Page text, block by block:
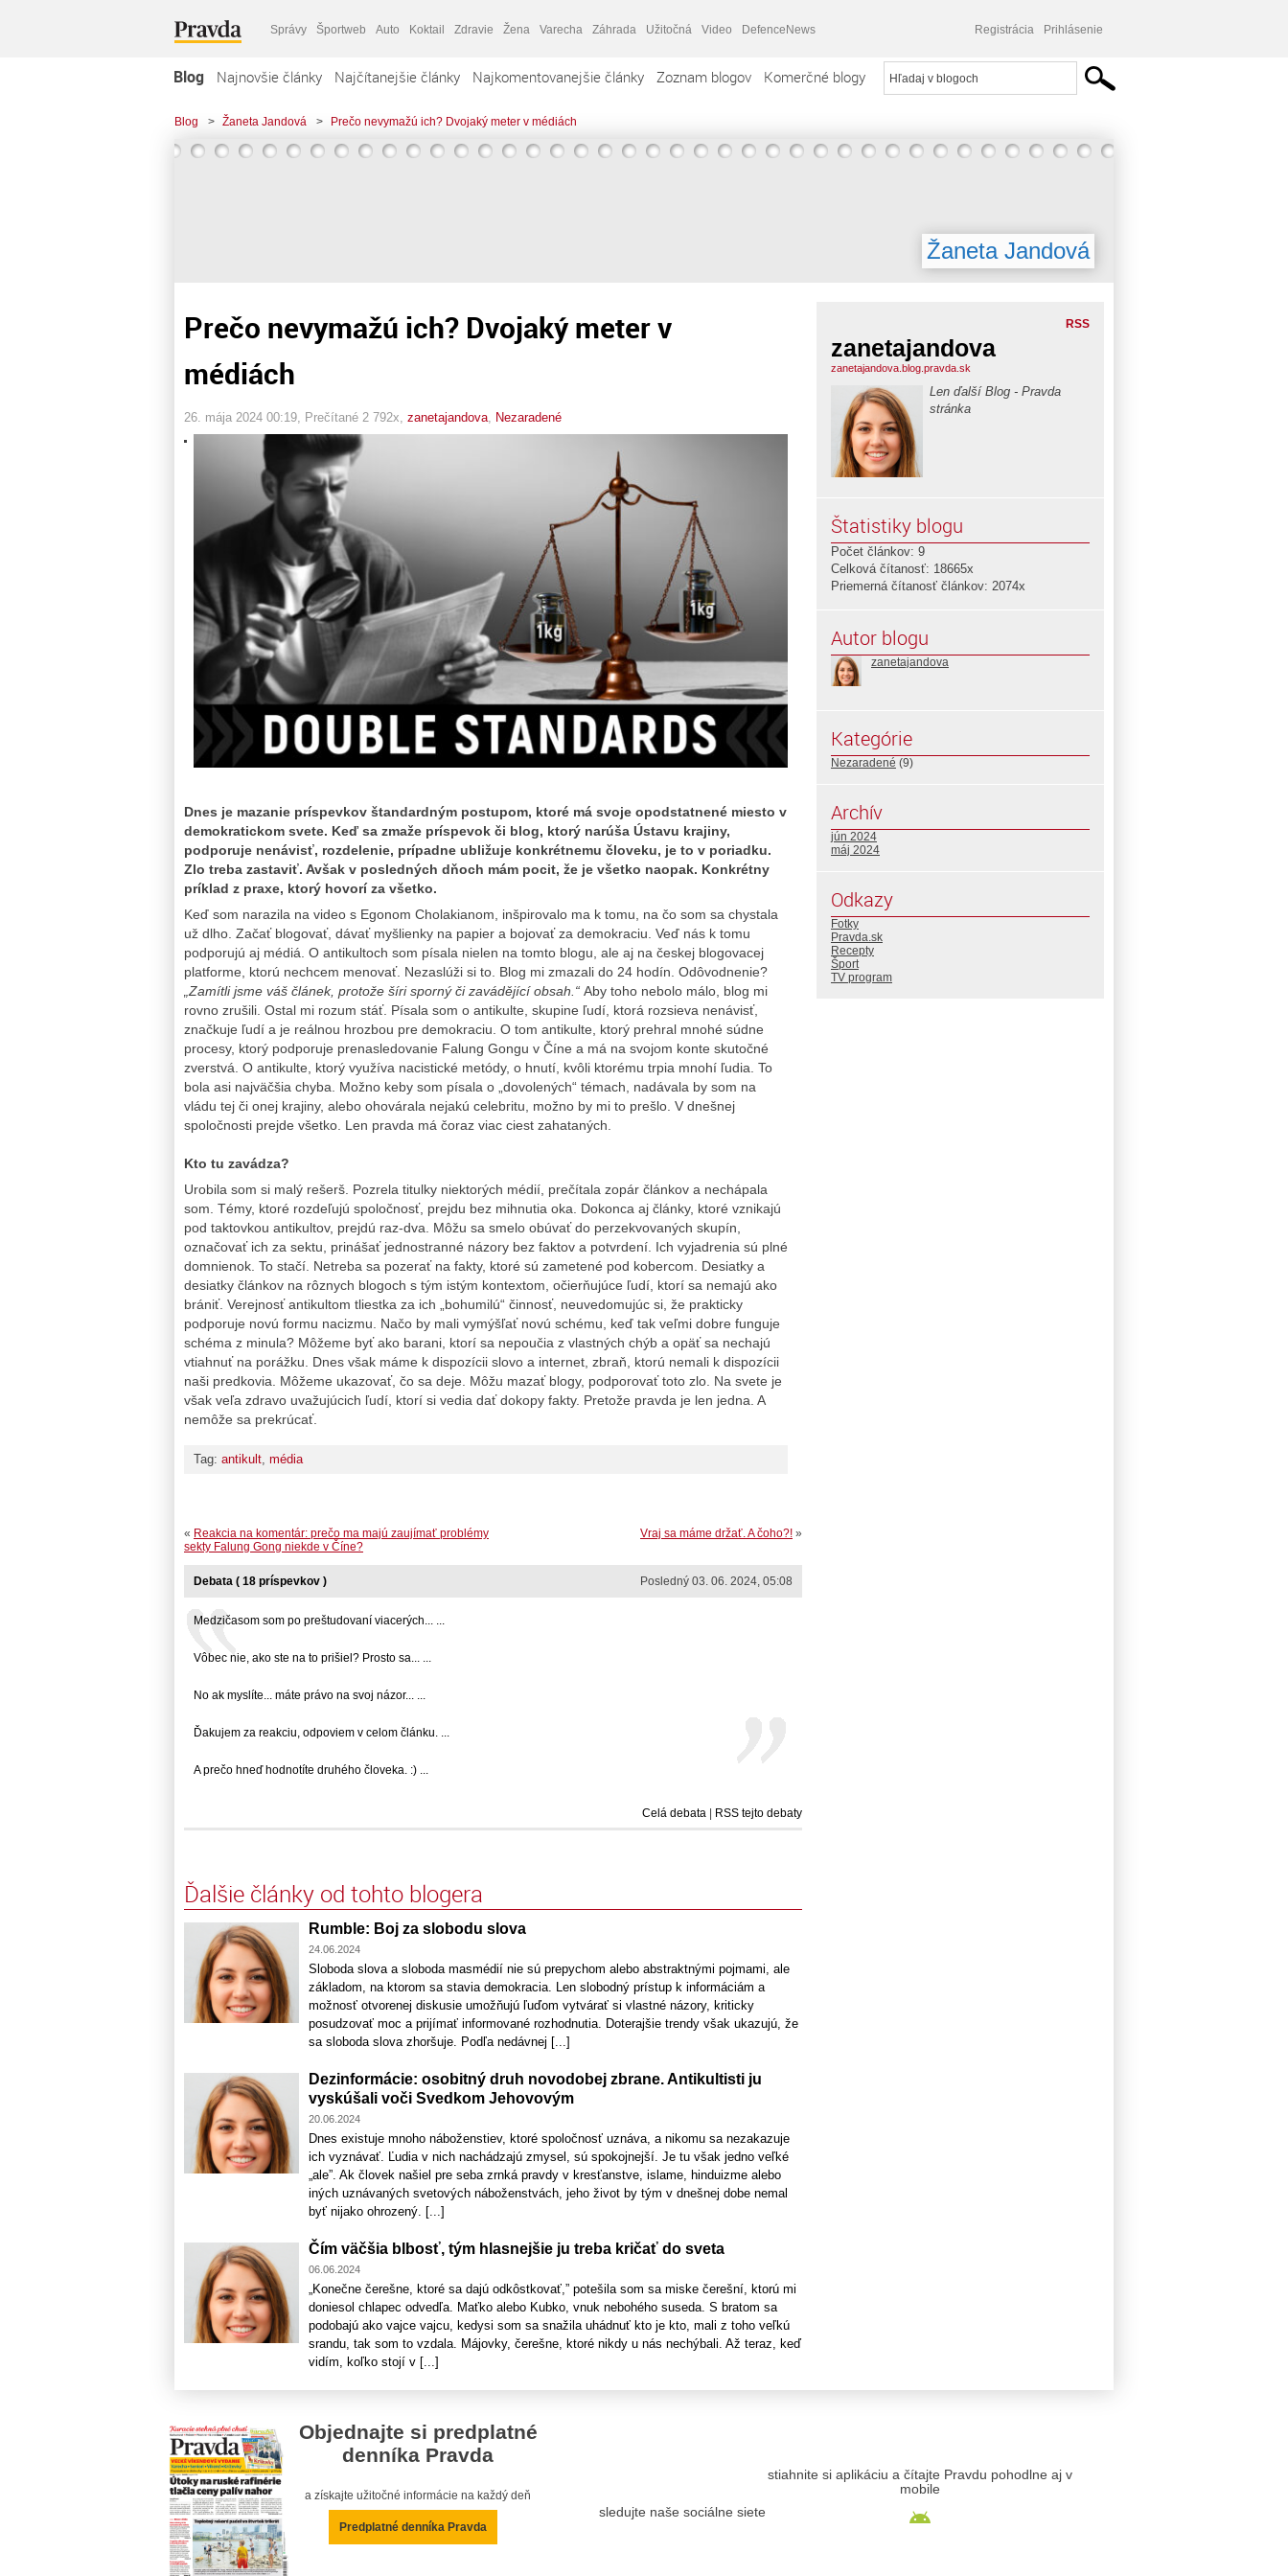
Správy Športweb Auto Koktail Zdravie Žena Varecha Záhrada Užitočná Video DefenceNews Registrácia Prihlásenie
Blog Najnovšie články Najčítanejšie články Najkomentovanejšie články Zoznam blogov Komerčné blogy
Blog > Žaneta Jandová > Prečo nevymažú ich? Dvojaký meter v médiách
Žaneta Jandová
Prečo nevymažú ich? Dvojaký meter v
médiách
26. mája 2024 00:19 , Prečítané 2 792x, zanetajandova Nezaradené
Dnes je mazanie príspevkov štandardným postupom, ktoré má svoje opodstatnené miesto v
demokratickom svete. Keď sa zmaže príspevok či blog, ktorý narúša Ústavu krajiny,
podporuje nenávisť, rozdelenie, prípadne ubližuje konkrétnemu človeku, je to v poriadku.
Zlo treba zastaviť. Avšak v posledných dňoch mám pocit, že je všetko naopak. Konkrétny
príklad z praxe, ktorý hovorí za všetko.
Keď som narazila na video s Egonom Cholakianom, inšpirovalo ma k tomu, na čo som sa chystala
už dlho. Začať blogovať, dávať myšlienky na papier a bojovať za demokraciu. Veď nás k tomu
podporujú aj médiá. O antikultoch som písala nielen na tomto blogu, ale aj na českej blogovacej
platforme, ktorú nechcem menovať. Nezaslúži si to. Blog mi zmazali do 24 hodín. Odôvodnenie?
„Zamítli jsme váš článek, protože šíri sporný či zavádějící obsah.“ Aby toho nebolo málo, blog mi
rovno zrušili. Ostal mi rozum stáť. Písala som o antikulte, skupine ľudí, ktorá rozsieva nenávisť,
značkuje ľudí a je reálnou hrozbou pre demokraciu. O tom antikulte, ktorý prehral mnohé súdne
procesy, ktorý podporuje prenasledovanie Falung Gongu v Číne a má na svojom konte skutočné
zverstvá. O antikulte, ktorý využíva nacistické metódy, o hnutí, kvôli ktorému trpia mnohí ľudia. To
bola asi najväčšia chyba. Možno keby som písala o „dovolených“ témach, nadávala by som na
vládu tej či onej krajiny, alebo ohovárala nejakú celebritu, možno by mi to prešlo. V dnešnej
spoločnosti prejde všetko. Len pravda má čoraz viac ciest zahataných.
Kto tu zavádza?
Urobila som si malý rešerš. Pozrela titulky niektorých médií, prečítala zopár článkov a nechápala
som. Témy, ktoré rozdeľujú spoločnosť, prejdu bez mihnutia oka. Dokonca aj články, ktoré vznikajú
pod taktovkou antikultov, prejdú raz-dva. Môžu sa smelo obúvať do perzekvovaných skupín,
označovať ich za sektu, prinášať jednostranné názory bez faktov a potvrdení. Ich vyjadrenia sú plné
domnienok. To stačí. Netreba sa pozerať na fakty, ktoré sú zametené pod kobercom. Desiatky a
desiatky článkov na rôznych blogoch s tým istým kontextom, očierňujúce ľudí, ktorí sa nemajú ako
brániť. Verejnosť antikultom tliestka za ich „bohumilú“ činnosť, neuvedomujúc si, že prakticky
podporuje novú formu nacizmu. Načo by mali vymýšľať novú schému, keď tak veľmi dobre funguje
schéma z minula? Môžeme byť ako barani, ktorí sa nepoučia z vlastných chýb a opäť sa nechajú
vtiahnuť na porážku. Dnes však máme k dispozícii slovo a internet, zbraň, ktorú nemali k dispozícii
naši predkovia. Môžeme ukazovať, čo sa deje. Môžu mazať blogy, podporovať toto zlo. Na svete je
však veľa zdravo uvažujúcich ľudí, ktorí si vedia dať dokopy fakty. Pretože pravda je len jedna. A
nemôže sa prekrúcať.
Tag: antikult, média
Vraj sa máme držať. A čoho?! »
« Reakcia na komentár: prečo ma majú zaujímať problémy
sekty Falung Gong niekde v Číne?
Posledný 03. 06. 2024, 05:08
Debata ( 18 príspevkov )
Medzičasom som po preštudovaní viacerých... ...
Vôbec nie, ako ste na to prišiel? Prosto sa... ...
No ak myslíte... máte právo na svoj názor... ...
Ďakujem za reakciu, odpoviem v celom článku. ...
A prečo hneď hodnotíte druhého človeka. :) ...
Celá debata RSS tejto debaty
Ďalšie články od tohto blogera
Rumble: Boj za slobodu slova
24.06.2024
Sloboda slova a sloboda masmédií nie sú prepychom alebo abstraktnými pojmami, ale
základom, na ktorom sa stavia demokracia. Len slobodný prístup k informáciám a
možnosť otvorenej diskusie umožňujú ľuďom vytvárať si vlastné názory, kriticky
posudzovať moc a prijímať informované rozhodnutia. Doterajšie trendy však ukazujú, že
sa sloboda slova zhoršuje. Podľa nedávnej [...]
Dezinformácie: osobitný druh novodobej zbrane. Antikultisti ju
vyskúšali voči Svedkom Jehovovým
20.06.2024
Dnes existuje mnoho náboženstiev, ktoré spoločnosť uznáva, a nikomu sa nezakazuje
ich vyznávať. Ľudia v nich nachádzajú zmysel, sú spokojnejší. Je tu však jedno veľké
„ale”. Ak človek našiel pre seba zrnká pravdy v kresťanstve, islame, hinduizme alebo
iných uznávaných svetových náboženstvách, jeho život by tým v dnešnej dobe nemal
byť nijako ohrozený. [...]
Čím väčšia blbosť, tým hlasnejšie ju treba kričať do sveta
06.06.2024
„Konečne čerešne, ktoré sa dajú odkôstkovať,” potešila som sa miske čerešní, ktorú mi
doniesol chlapec odvedľa. Maťko alebo Kubko, vnuk nebohého suseda. S bratom sa
podobajú ako vajce vajcu, kedysi som sa snažila uhádnuť kto je kto, mali z toho veľkú
srandu, tak som to vzdala. Májovky, čerešne, ktoré nikdy u nás nechýbali. Až teraz, keď
vidím, koľko stojí v [...]
RSS
zanetajandova
zanetajandova.blog.pravda.sk
Len ďalší Blog - Pravda
stránka
Štatistiky blogu
Počet článkov: 9
Celková čítanosť: 18665x
Priemerná čítanosť článkov: 2074x
Autor blogu
zanetajandova
Kategórie
Nezaradené (9)
Archív
jún 2024
máj 2024
Odkazy
Fotky
Pravda.sk
Recepty
Šport
TV program
Objednajte si predplatné
denníka Pravda
a získajte užitočné informácie na každý deň
Predplatné denníka Pravda
sledujte naše sociálne siete
stiahnite si aplikáciu a čítajte Pravdu pohodlne aj v
mobile